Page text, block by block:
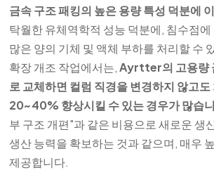
금속 구조 패킹의 높은 용량 특성 덕분에
탁월한 유체역학적 성능 덕분에, 침수점에
많은 양의 기체 및 액체 부하를 처리할 수
확장 개조 작업에서는,Ayrtter의 고용량
로 교체하면 컬럼 직경을 변경하지 않고
20~40% 향상시킬 수 있는 경우가 많습
부 구조 개편"과 같은 비용으로 새로운 생
생산 능력을 확보하는 것과 같으며, 매우
제공합니다.